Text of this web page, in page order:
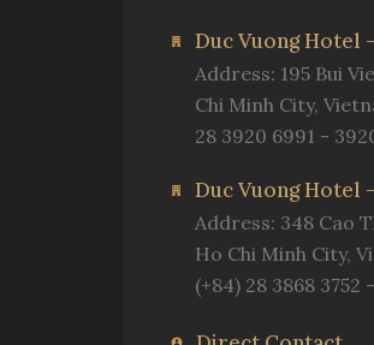
Duc Vuong Hotel
Address: 195 Bui
Chi Minh City,
28 3920 6991 -
Duc Vuong Hotel
Address: 348 Cao
Ho Chi Minh City,
(+84) 28 3868 3752